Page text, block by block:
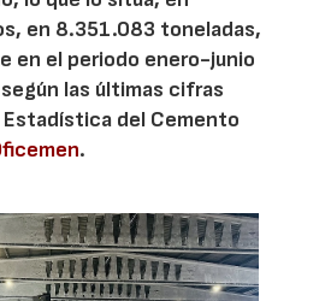
en 8.351.083 toneladas,
en el periodo enero-junio
las últimas cifras
Estadística del Cemento
.